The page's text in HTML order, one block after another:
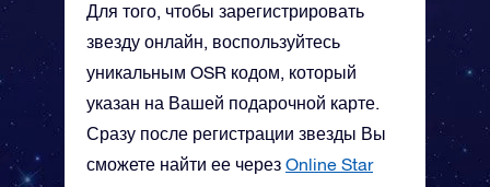
Для того, чтобы зарегистрировать
звезду онлайн, воспользуйтесь
уникальным OSR кодом, который
указан на Вашей подарочной карте.
Сразу после регистрации звезды Вы
сможете найти ее через Online Star